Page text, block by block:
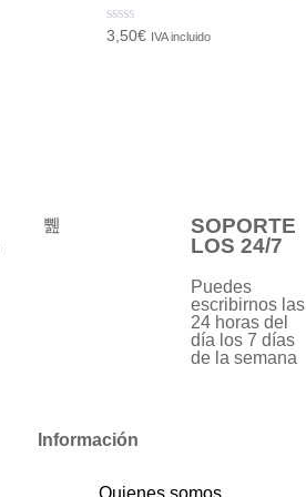
Valorado
3,50€ IVA incluido
SOPORTE
LOS 24/7
Puedes
escribirnos las
24 horas del
día los 7 días
de la semana
Información
Quienes somos